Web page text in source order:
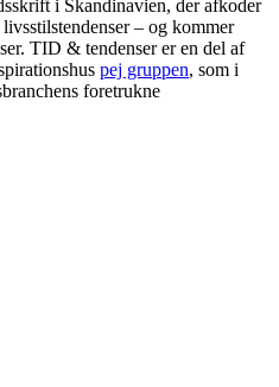
i Skandinavien, der afkoder
– og kommer
TID & tendenser er en del af
pej gruppen, som i
foretrukne